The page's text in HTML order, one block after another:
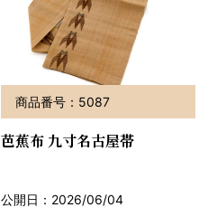
商品番号：5087
芭蕉布 九寸名古屋帯
公開日：2026/06/04